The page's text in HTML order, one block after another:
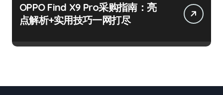
OPPO Find X9 Pro采购指南：亮
点解析+实用技巧一网打尽